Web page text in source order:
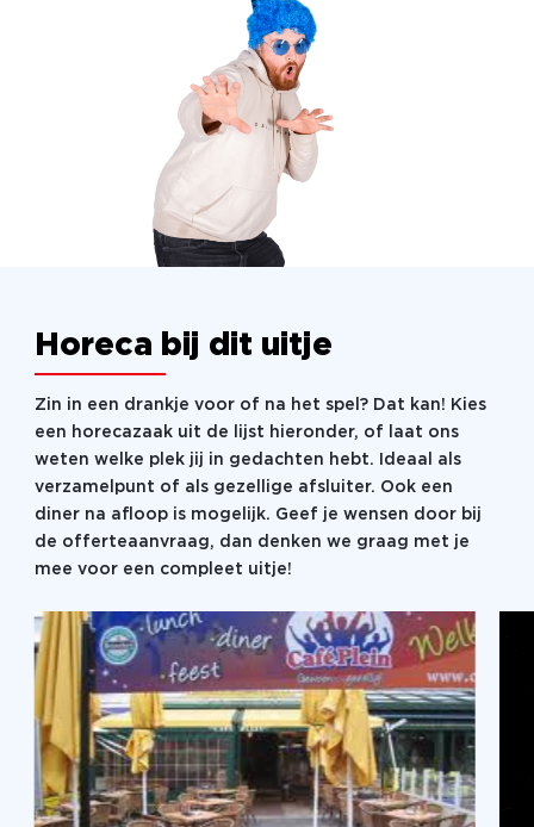
Horeca bij dit uitje
Zin in een drankje voor of na het spel? Dat kan! Kies
een horecazaak uit de lijst hieronder, of laat ons
weten welke plek jij in gedachten hebt. Ideaal als
verzamelpunt of als gezellige afsluiter. Ook een
diner na afloop is mogelijk. Geef je wensen door bij
de offerteaanvraag, dan denken we graag met je
mee voor een compleet uitje!